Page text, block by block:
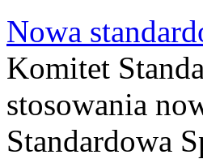
Nowa
Komitet
stosowania
Standardowa